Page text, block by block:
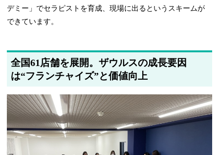
デミー」でセラピストを育成、現場に出るというスキームが
できています。
全国61店舗を展開。ザウルスの成長要因
は“フランチャイズ”と価値向上